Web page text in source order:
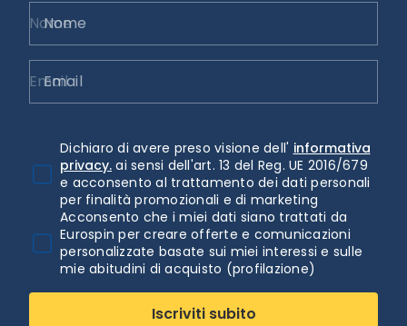
Nome
Email
Dichiaro di avere preso visione dell' informativa
privacy. ai sensi dell'art. 13 del Reg. UE 2016/679
e acconsento al trattamento dei dati personali
per finalità promozionali e di marketing
Acconsento che i miei dati siano trattati da
Eurospin per creare offerte e comunicazioni
personalizzate basate sui miei interessi e sulle
mie abitudini di acquisto (profilazione)
Iscriviti subito